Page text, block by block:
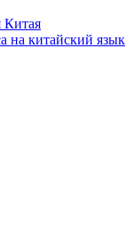
Китая
на китайский язык